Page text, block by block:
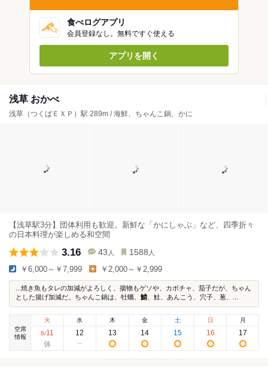
食べログアプリ
会員登録なし。無料ですぐ使える
アプリを開く
浅草 おかべ
浅草（つくばＥＸＰ）駅 289m / 海鮮、ちゃんこ鍋、かに
【浅草駅3分】団体利用も歓迎。新鮮な「かにしゃぶ」など、四季折々
の日本料理が楽しめる和空間
3.16 43 人 1588 人
￥6,000～￥7,999 ￥2,000～￥2,999
...焼き魚もタレの加減がよろしく、揚物もゲソや、カボチャ、茄子だが、ちゃん
とした揚げ加減だ。ちゃんこ鍋は、牡蠣、 鯖 、鮭、あんこう、穴子、葱、...
空席
情報
火
8/11
水
12
木
13
金
14
土
15
日
16
月
17